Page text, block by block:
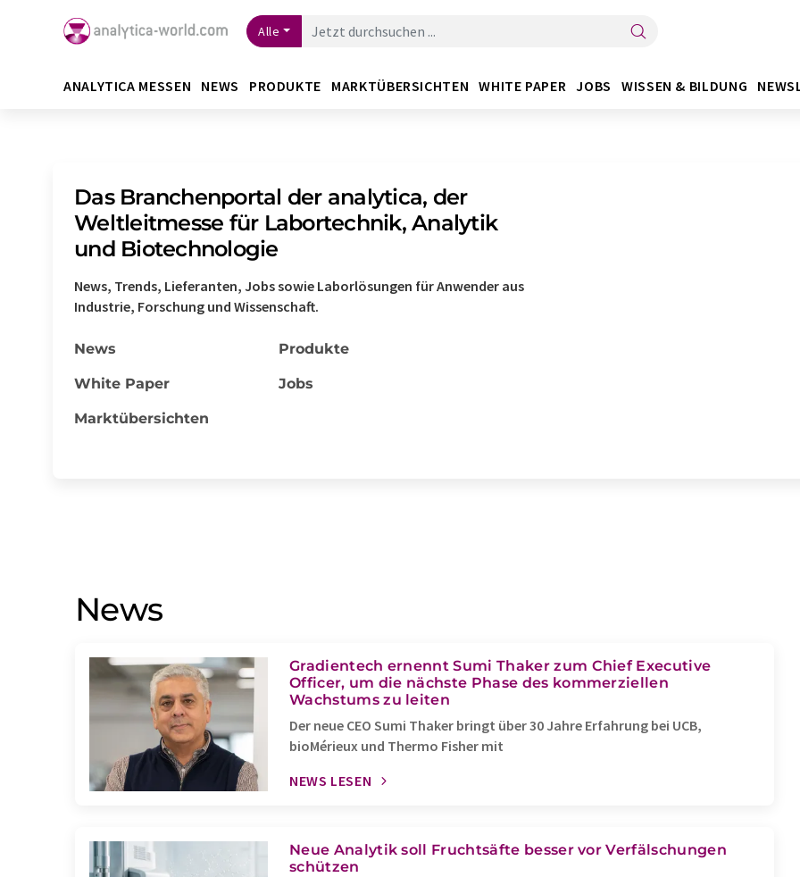
Alle
ANALYTICA MESSEN NEWS PRODUKTE MARKTÜBERSICHTEN WHITE PAPER JOBS WISSEN & BILDUNG
Das Branchenportal der analytica, der
Weltleitmesse für Labortechnik, Analytik
und Biotechnologie
News, Trends, Lieferanten, Jobs sowie Laborlösungen für Anwender aus
Industrie, Forschung und Wissenschaft.
News Produkte
White Paper Jobs
Marktübersichten
News
Gradientech ernennt Sumi Thaker zum Chief Executive
Officer, um die nächste Phase des kommerziellen
Wachstums zu leiten
Der neue CEO Sumi Thaker bringt über 30 Jahre Erfahrung bei UCB,
bioMérieux und Thermo Fisher mit
NEWS LESEN
Neue Analytik soll Fruchtsäfte besser vor Verfälschungen
schützen